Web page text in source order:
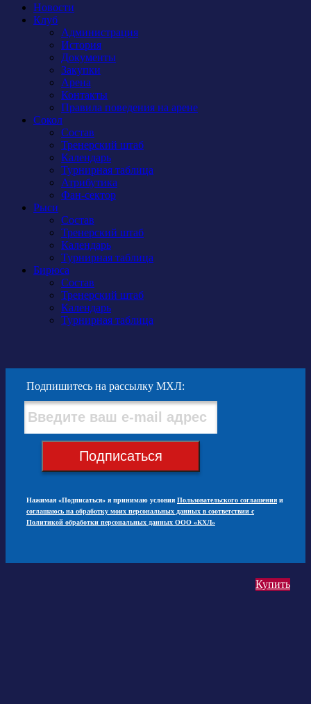
Купить
Новости
Клуб
Администрация
История
Документы
Закупки
Арена
Контакты
Правила поведения на арене
Сокол
Состав
Тренерский штаб
Календарь
Турнирная таблица
Атрибутика
Фан-сектор
Рыси
Состав
Тренерский штаб
Календарь
Турнирная таблица
Бирюса
Состав
Тренерский штаб
Календарь
Турнирная таблица
Подпишитесь на рассылку МХЛ:
Подписаться
Нажимая «Подписаться» я принимаю условия Пользовательского соглашения и
соглашаюсь на обработку моих персональных данных в соответствии с
Политикой обработки персональных данных ООО «КХЛ»